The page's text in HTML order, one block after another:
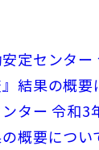
定センタ
結果の概要
ター 令和3
概要につい